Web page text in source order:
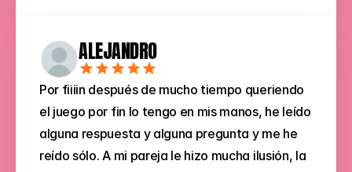
ALEJANDRO
Por fiiiin después de mucho tiempo queriendo
el juego por fin lo tengo en mis manos, he leído
alguna respuesta y alguna pregunta y me he
reído sólo. A mi pareja le hizo mucha ilusión, la